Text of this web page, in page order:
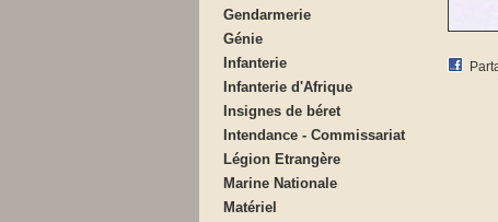
Gendarmerie
Génie
Infanterie
Infanterie d'Afrique
Insignes de béret
Intendance - Commissariat
Légion Etrangère
Marine Nationale
Matériel